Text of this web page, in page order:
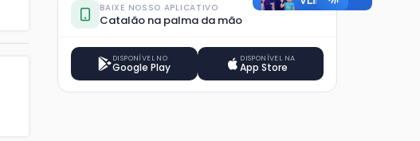
BAIXE NOSSO APLICATIVO
Catalão na palma da mão
DISPONÍVEL NO
Google Play
DISPONÍVEL NA
App Store